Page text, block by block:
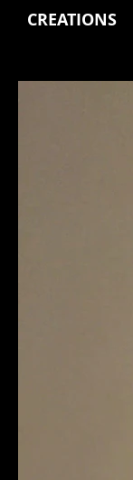
CREATIONS